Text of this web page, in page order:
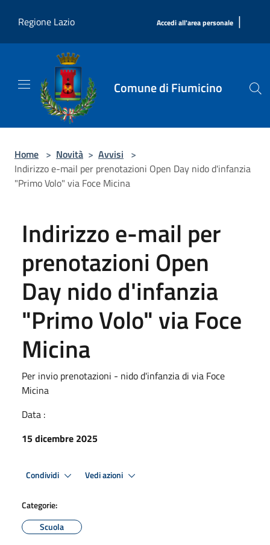
Regione Lazio
Accedi all'area personale |
Comune di Fiumicino
Home > Novità > Avvisi >
Indirizzo e-mail per prenotazioni Open Day nido d'infanzia
"Primo Volo" via Foce Micina
Indirizzo e-mail per
prenotazioni Open
Day nido d'infanzia
"Primo Volo" via Foce
Micina
Per invio prenotazioni - nido d'infanzia di via Foce
Micina
Data :
15 dicembre 2025
Condividi Vedi azioni
Categorie:
Scuola